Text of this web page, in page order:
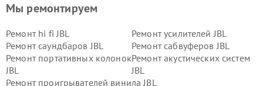
Мы ремонтируем
Ремонт hi fi JBL
Ремонт усилителей JBL
Ремонт саундбаров JBL
Ремонт сабвуферов JBL
Ремонт портативных колонок
JBL
Ремонт акустических систем
JBL
Ремонт проигрывателей винила JBL